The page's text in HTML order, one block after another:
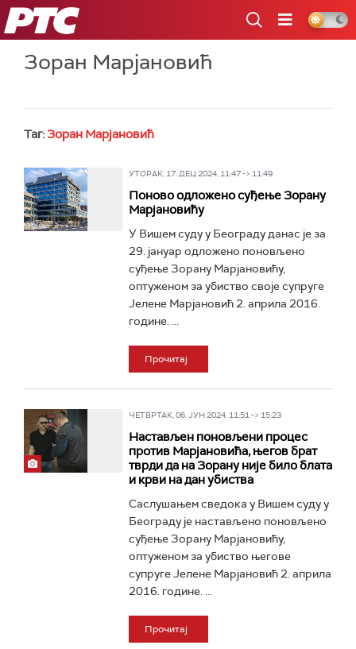
РТС
Зоран Марјановић
Таг: Зоран Марјановић
УТОРАК, 17. ДЕЦ 2024, 11:47 -> 11:49
Поново одложено суђење Зорану
Марјановићу
У Вишем суду у Београду данас је за
29. јануар одложено поновљено
суђење Зорану Марјановићу,
оптуженом за убиство своје супруге
Јелене Марјановић 2. априла 2016.
године. ...
Прочитај
ЧЕТВРТАК, 06. ЈУН 2024, 11:51 -> 15:23
Настављен поновљени процес
против Марјановића, његов брат
тврди да на Зорану није било блата
и крви на дан убиства
Саслушањем сведока у Вишем суду у
Београду је настављено поновљено
суђење Зорану Марјановићу,
оптуженом за убиство његове
супруге Јелене Марјановић 2. априла
2016. године. ...
Прочитај